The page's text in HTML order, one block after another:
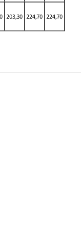
203,30 224,70 224,70